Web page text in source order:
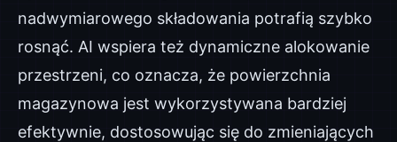
nadwymiarowego składowania potrafią szybko
rosnąć. AI wspiera też dynamiczne alokowanie
przestrzeni, co oznacza, że powierzchnia
magazynowa jest wykorzystywana bardziej
efektywnie, dostosowując się do zmieniających